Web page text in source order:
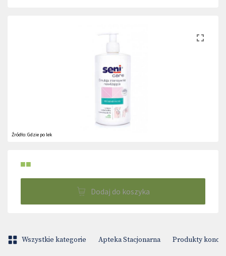
Źródło:Gdzie po lek
■■
Dodaj do koszyka
Wszystkie kategorie Apteka Stacjonarna Produkty